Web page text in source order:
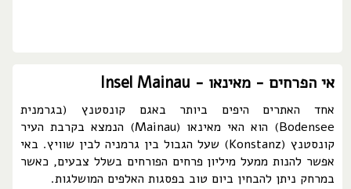
אי הפרחים - מאינאו - Insel Mainau
אחד האתרים היפים ביותר באגם קונסטנץ (בגרמנית
Bodensee) הוא האי מאינאו (Mainau) הנמצא בקרבת העיר
קונסטנץ (Konstanz) שעל הגבול בין גרמניה לבין שוויץ. באי
אפשר להנות ממעל מיליון פרחים הפורחים בשלל צבעים, כאשר
במרחק ניתן להבחין ביום טוב בפסגות האלפים המושלגות.